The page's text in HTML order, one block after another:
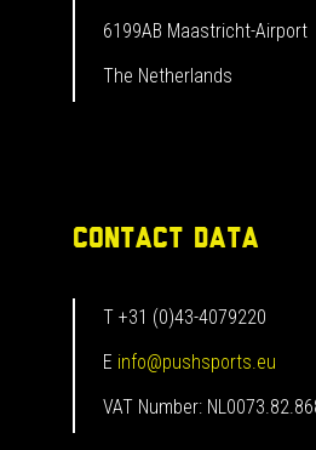
6199AB Maastricht-Airport
The Netherlands
CONTACT DATA
T +31 (0)43-4079220
E info@pushsports.eu
VAT Number: